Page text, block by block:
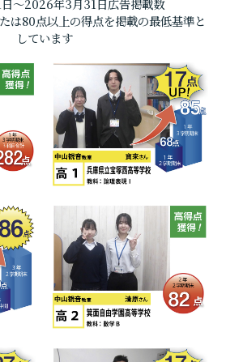
～2026年3月31日広告掲載数
は80点以上の得点を掲載の最低基準と
しています